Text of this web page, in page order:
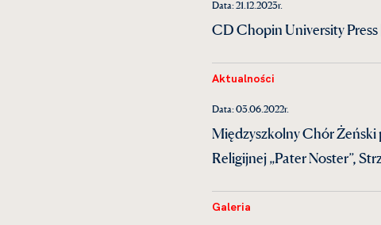
Data: 21.12.2023r.
CD Chopin University
Aktualności
Data: 03.06.2022r.
Międzyszkolny Chór Żeński
Religijnej „Pater Noster”,
Galeria